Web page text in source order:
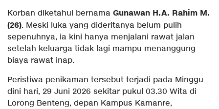
Korban diketahui bernama Gunawan H.A. Rahim M.
(26). Meski luka yang dideritanya belum pulih
sepenuhnya, ia kini hanya menjalani rawat jalan
setelah keluarga tidak lagi mampu menanggung
biaya rawat inap.
Peristiwa penikaman tersebut terjadi pada Minggu
dini hari, 29 Juni 2026 sekitar pukul 03.30 Wita di
Lorong Benteng, depan Kampus Kamanre,